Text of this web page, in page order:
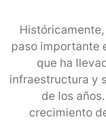
paso importante
que ha
infraestructura y
de los
crecimiento